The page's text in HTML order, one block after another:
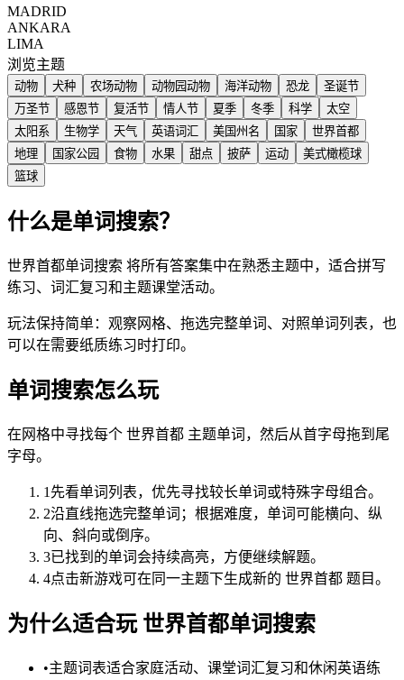
MADRID
ANKARA
LIMA
浏览主题
动物 犬种 农场动物 动物园动物 海洋动物 恐龙
圣诞节
万圣节
感恩节 复活节 情人节 夏季 冬季 科学
太空
太阳系
生物学 天气 英语词汇 美国州名 国家
世界首都
地理
国家公园 食物 水果 甜点 披萨 运动
美式橄榄球
篮球
什么是单词搜索？
世界首都单词搜索 将所有答案集中在熟悉主题中，适合拼写
练习、词汇复习和主题课堂活动。
玩法保持简单：观察网格、拖选完整单词、对照单词列表，也
可以在需要纸质练习时打印。
单词搜索怎么玩
在网格中寻找每个 世界首都 主题单词，然后从首字母拖到尾
字母。
1 先看单词列表，优先寻找较长单词或特殊字母组合。
2沿直线拖选完整单词；根据难度，单词可能横向、纵
向、斜向或倒序。
3已找到的单词会持续高亮，方便继续解题。
4点击新游戏可在同一主题下生成新的 世界首都 题目。
为什么适合玩 世界首都单词搜索
•主题词表适合家庭活动、课堂词汇复习和休闲英语练